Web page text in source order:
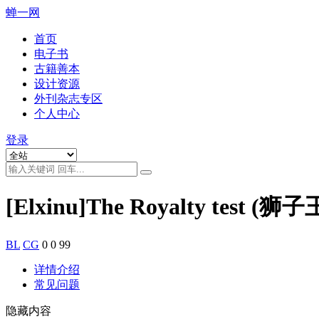
蝉一网
首页
电子书
古籍善本
设计资源
外刊杂志专区
个人中心
登录
[Elxinu]The Royalty test (狮子
BL CG 0 0 99
详情介绍
常见问题
隐藏内容